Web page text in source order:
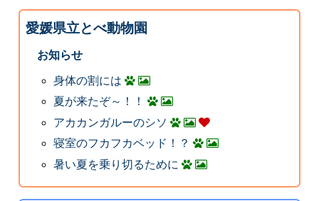
愛媛県立とべ動物園
お知らせ
身体の割には
夏が来たぞ～！！
アカカンガルーのシソ
寝室のフカフカベッド！？
暑い夏を乗り切るために